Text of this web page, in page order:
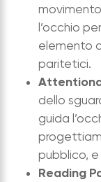
l’occhio
elemento
paritetici.
dello
guida
pubblico,
Reading